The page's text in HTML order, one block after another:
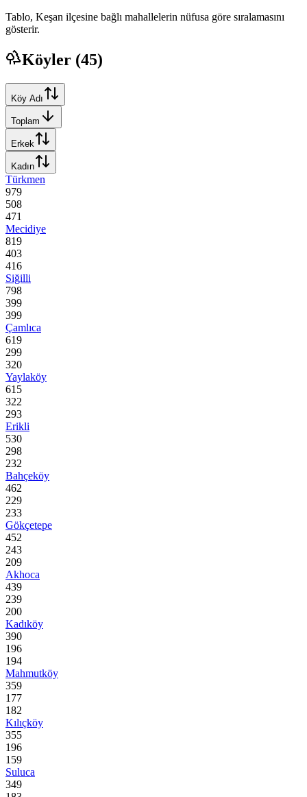
Tablo, Keşan ilçesine bağlı mahallelerin nüfusa göre sıralamasını
gösterir.
Köyler (45)
Köy Adı
Toplam
Erkek
Kadın
Türkmen
979
508
471
Mecidiye
819
403
416
Siğilli
798
399
399
Çamlıca
619
299
320
Yaylaköy
615
322
293
Erikli
530
298
232
Bahçeköy
462
229
233
Gökçetepe
452
243
209
Akhoca
439
239
200
Kadıköy
390
196
194
Mahmutköy
359
177
182
Kılıçköy
355
196
159
Suluca
349